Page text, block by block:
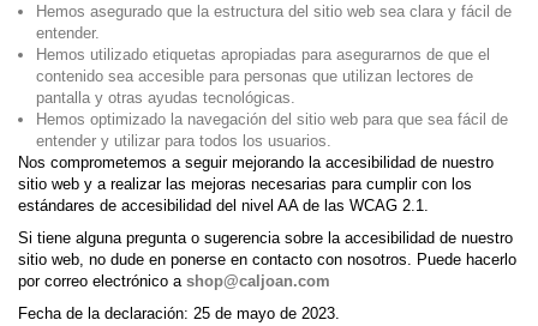
Hemos asegurado que la estructura del sitio web sea clara y fácil de
entender.
Hemos utilizado etiquetas apropiadas para asegurarnos de que el
contenido sea accesible para personas que utilizan lectores de
pantalla y otras ayudas tecnológicas.
Hemos optimizado la navegación del sitio web para que sea fácil de
entender y utilizar para todos los usuarios.
Nos comprometemos a seguir mejorando la accesibilidad de nuestro
sitio web y a realizar las mejoras necesarias para cumplir con los
estándares de accesibilidad del nivel AA de las WCAG 2.1.
Si tiene alguna pregunta o sugerencia sobre la accesibilidad de nuestro
sitio web, no dude en ponerse en contacto con nosotros. Puede hacerlo
por correo electrónico a shop@caljoan.com
Fecha de la declaración: 25 de mayo de 2023.